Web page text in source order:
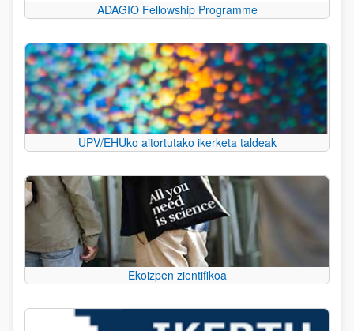
ADAGIO Fellowship Programme
UPV/EHUko aitortutako ikerketa taldeak
Ekoizpen zientifikoa